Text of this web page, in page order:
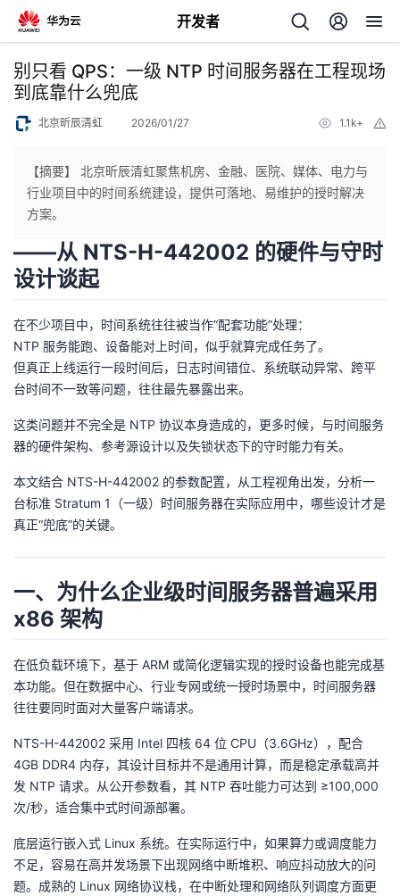
开发者
返
回
个
人
页
我
开
发
者
我
的
博
客
我
的
论
我
的
子
我
直
的
动
我
关
注
的
发
我
的
Programs
我
的
别只看 QPS：一级 NTP 时间服务器在工程现场
到底靠什么兜底
北京昕辰清虹 2026/01/27 1.1k+
【摘要】 北京昕辰清虹聚焦机房、金融、医院、媒体、电力与
行业项目中的时间系统建设，提供可落地、易维护的授时解决
方案。
——从 NTS-H-442002 的硬件与守时
设计谈起
在不少项目中，时间系统往往被当作“配套功能”处理：
NTP 服务能跑、设备能对上时间，似乎就算完成任务了。
但真正上线运行一段时间后，日志时间错位、系统联动异常、跨平
台时间不一致等问题，往往最先暴露出来。
这类问题并不完全是 NTP 协议本身造成的，更多时候，与时间服务
器的硬件架构、参考源设计以及失锁状态下的守时能力有关。
本文结合 NTS-H-442002 的参数配置，从工程视角出发，分析一
台标准 Stratum 1（一级）时间服务器在实际应用中，哪些设计才是
真正“兜底”的关键。
一、为什么企业级时间服务器普遍采用
x86 架构
在低负载环境下，基于 ARM 或简化逻辑实现的授时设备也能完成基
本功能。但在数据中心、行业专网或统一授时场景中，时间服务器
往往要同时面对大量客户端请求。
NTS-H-442002 采用 Intel 四核 64 位 CPU（3.6GHz），配合
4GB DDR4 内存，其设计目标并不是通用计算，而是稳定承载高并
发 NTP 请求。从公开参数看，其 NTP 吞吐能力可达到 ≥100,000
次/秒，适合集中式时间源部署。
底层运行嵌入式 Linux 系统。在实际运行中，如果算力或调度能力
不足，容易在高并发场景下出现网络中断堆积、响应抖动放大的问
题。成熟的 Linux 网络协议栈，在中断处理和网络队列调度方面更